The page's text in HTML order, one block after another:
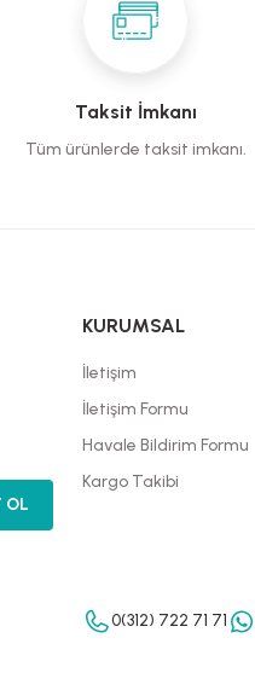
Taksit İmkanı
Tüm ürünlerde taksit imkanı.
OL
KURUMSAL
İletişim
İletişim Formu
Havale Bildirim Formu
Kargo Takibi
0(312) 722 71 71